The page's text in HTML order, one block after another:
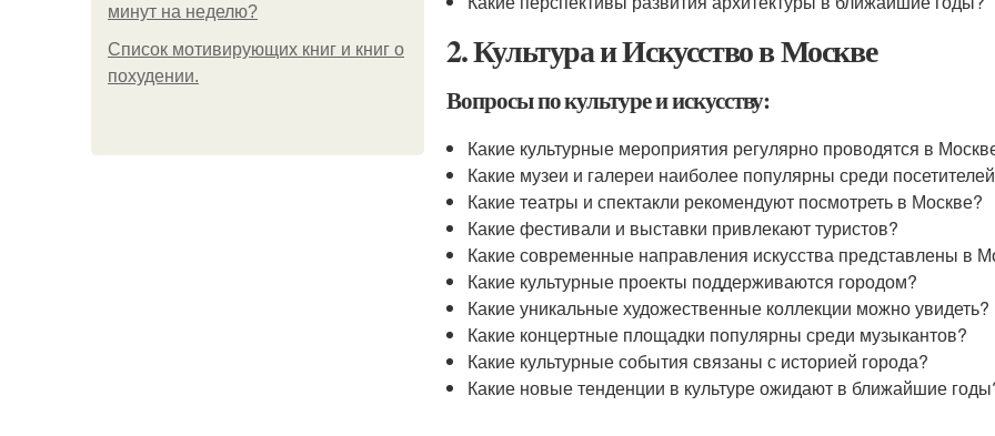
минут на неделю?
Список мотивирующих книг и книг о
похудении.
2. Культура и Искусство в Москве
Вопросы по культуре и искусству:
Какие культурные мероприятия регулярно проводятся в
Какие музеи и галереи наиболее популярны среди
Какие театры и спектакли рекомендуют посмотреть в Москве?
Какие фестивали и выставки привлекают туристов?
Какие современные направления искусства представлены в
Какие культурные проекты поддерживаются городом?
Какие уникальные художественные коллекции можно увидеть?
Какие концертные площадки популярны среди музыкантов?
Какие культурные события связаны с историей города?
Какие новые тенденции в культуре ожидают в ближайшие